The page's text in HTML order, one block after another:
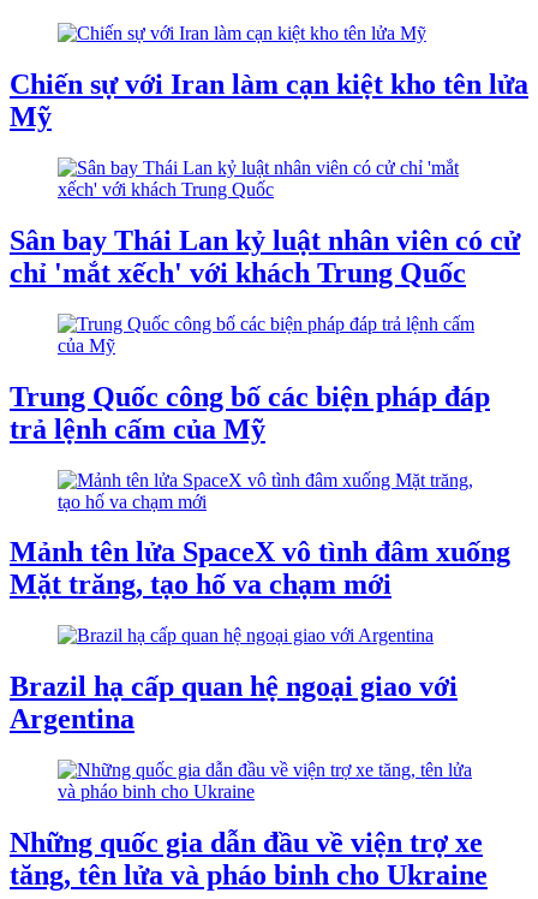
Chiến sự với Iran làm cạn kiệt kho tên lửa
Mỹ
Sân bay Thái Lan kỷ luật nhân viên có cử
chỉ 'mắt xếch' với khách Trung Quốc
Trung Quốc công bố các biện pháp đáp
trả lệnh cấm của Mỹ
Mảnh tên lửa SpaceX vô tình đâm xuống
Mặt trăng, tạo hố va chạm mới
Brazil hạ cấp quan hệ ngoại giao với
Argentina
Những quốc gia dẫn đầu về viện trợ xe
tăng, tên lửa và pháo binh cho Ukraine